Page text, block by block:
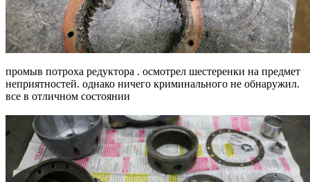
промыв потроха редуктора . осмотрел шестеренки на предмет
неприятностей. однако ничего криминального не обнаружил.
все в отличном состоянии